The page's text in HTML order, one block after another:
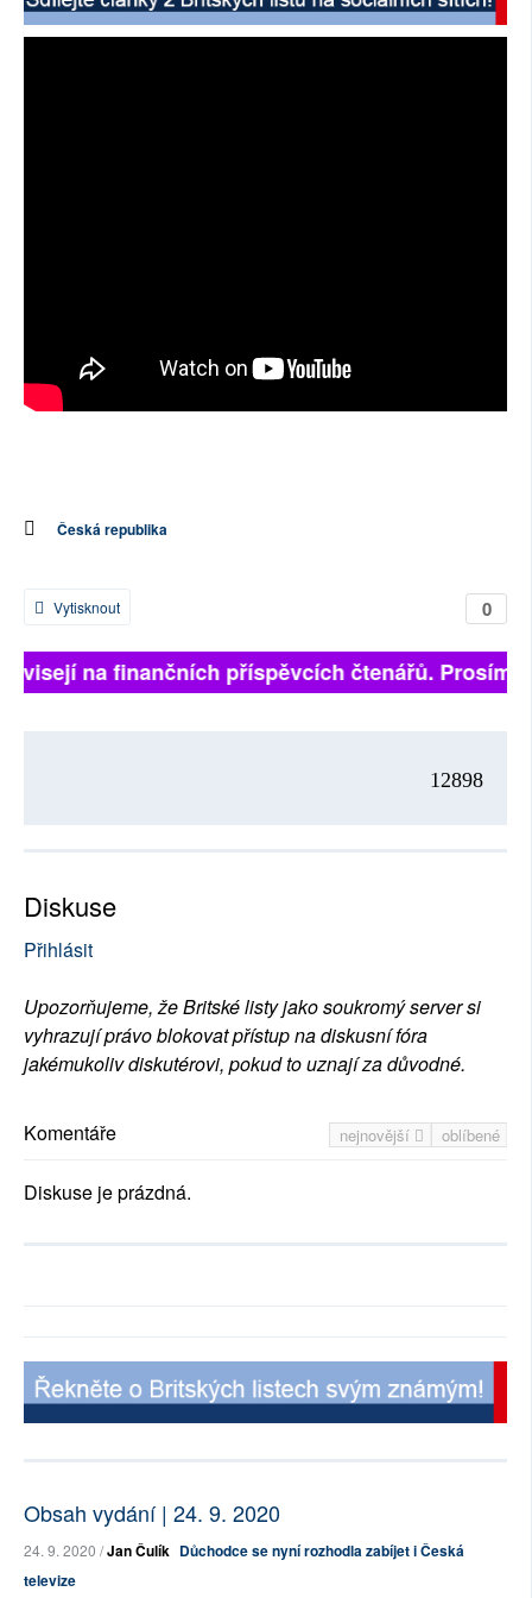
SOCIÁLNÍ SÍTĚ
Česká republika
0
Vytisknout
na finančních příspěvcích čtenářů.
12898
Diskuse
Přihlásit
Upozorňujeme, že Britské listy jako soukromý server si
vyhrazují právo blokovat přístup na diskusní fóra
jakémukoliv diskutérovi, pokud to uznají za důvodné.
nejnovější oblíbené
Komentáře
Diskuse je prázdná.
Obsah vydání | 24. 9. 2020
24. 9. 2020 /Jan Čulík Důchodce se nyní rozhodla zabíjet i Česká
televize